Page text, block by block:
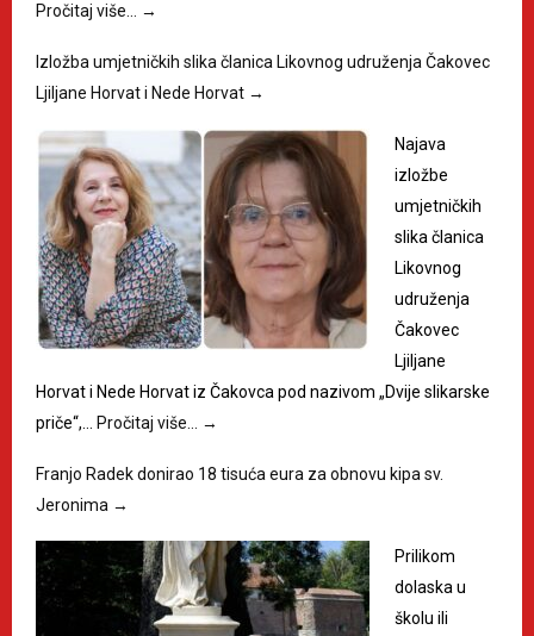
Pročitaj više…
→
Izložba umjetničkih slika članica Likovnog udruženja Čakovec
Ljiljane Horvat i Nede Horvat →
Najava
izložbe
umjetničkih
slika članica
Likovnog
udruženja
Čakovec
Ljiljane
Horvat i Nede Horvat iz Čakovca pod nazivom „Dvije slikarske
priče“,…
Pročitaj više… →
Franjo Radek donirao 18 tisuća eura za obnovu kipa sv.
Jeronima →
Prilikom
dolaska u
školu ili